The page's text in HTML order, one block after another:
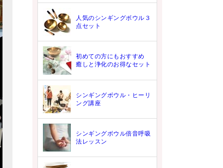
人気のシンギングボウル３
点セット
初めての方にもおすすめ
癒しと浄化のお得なセット
シンギングボウル・ヒーリ
ング講座
シンギングボウル倍音呼吸
法レッスン